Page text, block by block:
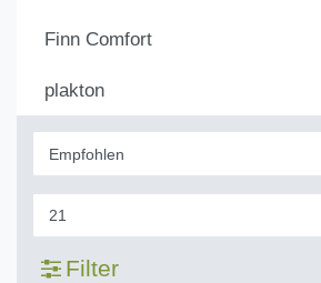
Finn Comfort
plakton
Filter